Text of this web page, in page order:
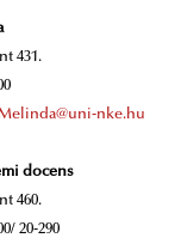
431.
nke.hu
docens
460.
20-290